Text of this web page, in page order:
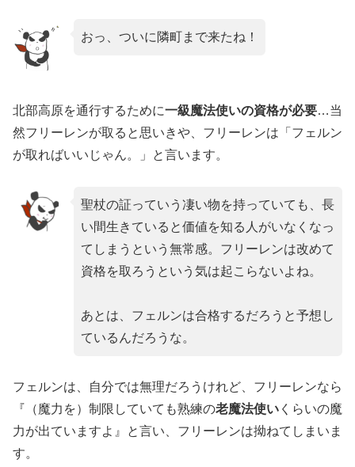
おっ、ついに隣町まで来たね！
北部高原を通行するために一級魔法使いの資格が必要…当
然フリーレンが取ると思いきや、フリーレンは「フェルン
が取ればいいじゃん。」と言います。
聖杖の証っていう凄い物を持っていても、長
い間生きていると価値を知る人がいなくなっ
てしまうという無常感。フリーレンは改めて
資格を取ろうという気は起こらないよね。
あとは、フェルンは合格するだろうと予想し
ているんだろうな。
フェルンは、自分では無理だろうけれど、フリーレンなら
『（魔力を）制限していても熟練の老魔法使い くらいの魔
力が出ていますよ』と言い、フリーレンは拗ねてしまいま
す。